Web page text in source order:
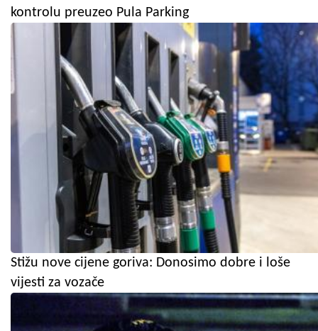
kontrolu preuzeo Pula Parking
Stižu nove cijene goriva: Donosimo dobre i loše
vijesti za vozače